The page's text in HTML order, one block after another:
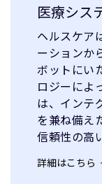
医療シス
ヘルスケア
ーションか
ボットにい
ロジーによ
は、インテ
を兼ね備え
信頼性の高
詳細はこちら